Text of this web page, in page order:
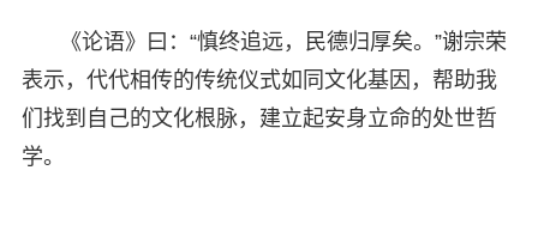
《论语》曰：“慎终追远，民德归厚矣。”谢宗荣
表示，代代相传的传统仪式如同文化基因，帮助我
们找到自己的文化根脉，建立起安身立命的处世哲
学。